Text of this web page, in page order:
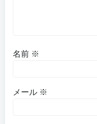
名前 ※
メール ※